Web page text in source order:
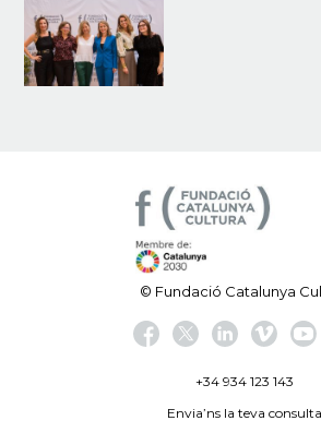
© Fundació Catalunya
+34 934 123 143
Envia’ns la teva consulta